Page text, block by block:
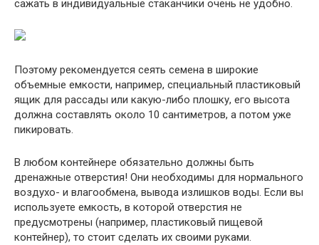
сажать в индивидуальные стаканчики очень не удобно.
Поэтому рекомендуется сеять семена в широкие
объемные емкости, например, специальный пластиковый
ящик для рассады или какую-либо плошку, его высота
должна составлять около 10 сантиметров, а потом уже
пикировать.
В любом контейнере обязательно должны быть
дренажные отверстия! Они необходимы для нормального
воздухо- и влагообмена, вывода излишков воды. Если вы
используете емкость, в которой отверстия не
предусмотрены (например, пластиковый пищевой
контейнер), то стоит сделать их своими руками.